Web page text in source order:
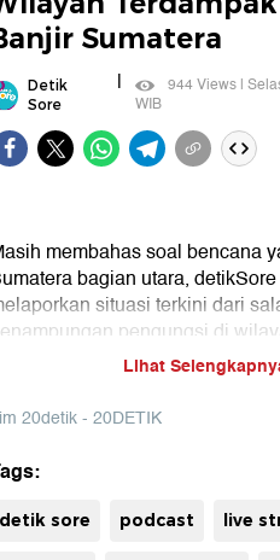
Sumatera
Detik
Sore
|
944 Views |
WIB
membahas soal bencana
bagian utara,
situasi terkini dari
pengungsi di
Seperti diketahui, sepekan usai
terjadi di kawasan Sumatera
masih tinggal di
pengungsi di salah satu
Barat? Ikuti laporan langsung
selengkapnya.
Lihat
20detik - 20DETIK
detik sore podcast live